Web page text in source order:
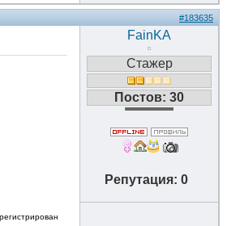
#183635
FainKA
Стажер
Постов: 30
Репутация: 0